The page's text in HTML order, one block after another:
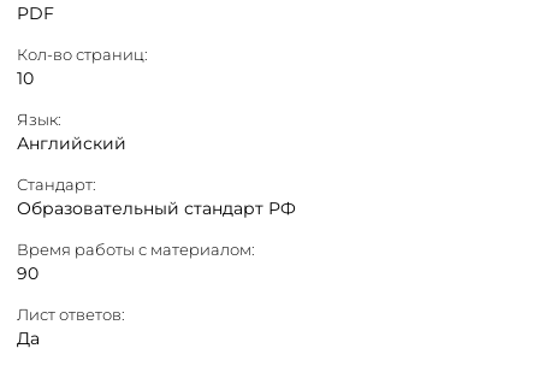
PDF
Кол-во страниц:
10
Язык:
Английский
Стандарт:
Образовательный стандарт РФ
Время работы с материалом:
90
Лист ответов:
Да